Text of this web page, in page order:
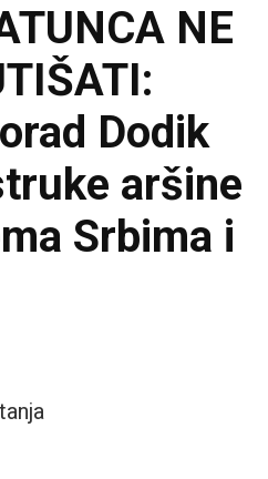
NE
Dodik
aršine
Srbima i